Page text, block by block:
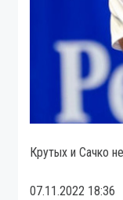
Крутых и Сачко
07.11.2022 18:36